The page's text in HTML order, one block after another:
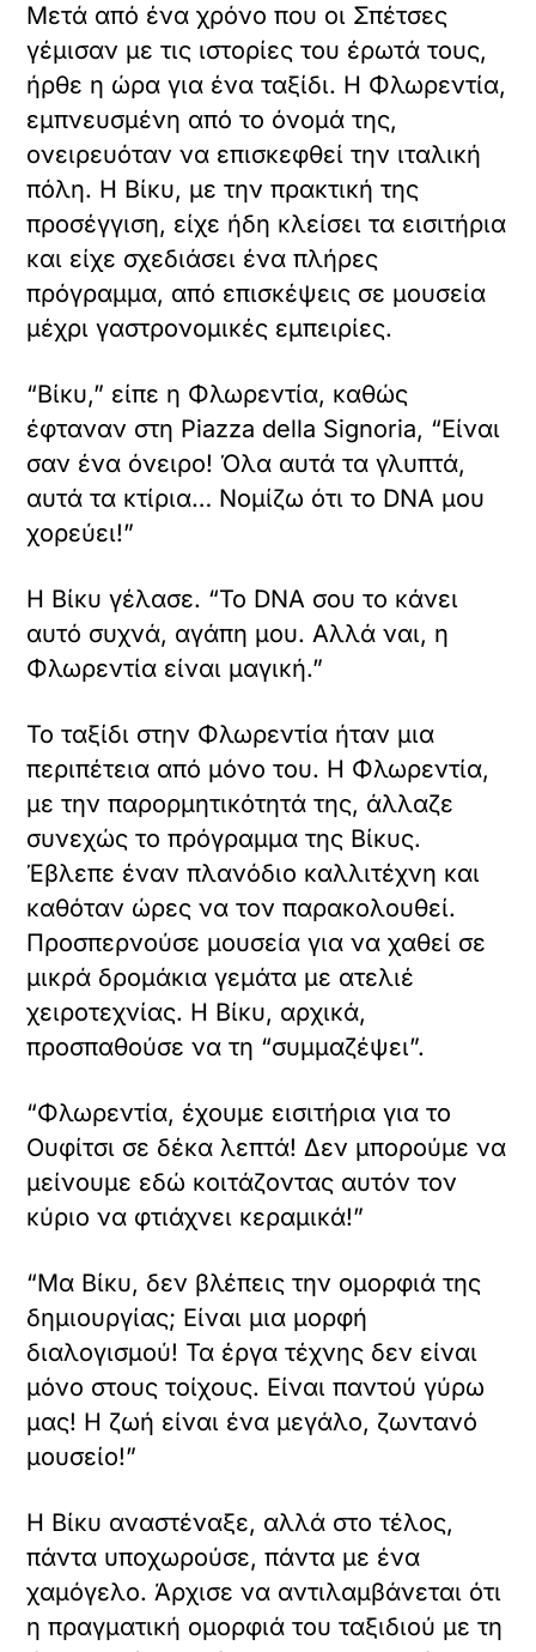
Μετά από ένα χρόνο που οι Σπέτσες
γέμισαν με τις ιστορίες του έρωτά τους,
ήρθε η ώρα για ένα ταξίδι. Η Φλωρεντία,
εμπνευσμένη από το όνομά της,
ονειρευόταν να επισκεφθεί την ιταλική
πόλη. Η Βίκυ, με την πρακτική της
προσέγγιση, είχε ήδη κλείσει τα εισιτήρια
και είχε σχεδιάσει ένα πλήρες
πρόγραμμα, από επισκέψεις σε μουσεία
μέχρι γαστρονομικές εμπειρίες.
“Βίκυ,” είπε η Φλωρεντία, καθώς
έφταναν στη Piazza della Signoria, “Είναι
σαν ένα όνειρο! Όλα αυτά τα γλυπτά,
αυτά τα κτίρια… Νομίζω ότι το DNA μου
χορεύει!”
Η Βίκυ γέλασε. “Το DNA σου το κάνει
αυτό συχνά, αγάπη μου. Αλλά ναι, η
Φλωρεντία είναι μαγική.”
Το ταξίδι στην Φλωρεντία ήταν μια
περιπέτεια από μόνο του. Η Φλωρεντία,
με την παρορμητικότητά της, άλλαζε
συνεχώς το πρόγραμμα της Βίκυς.
Έβλεπε έναν πλανόδιο καλλιτέχνη και
καθόταν ώρες να τον παρακολουθεί.
Προσπερνούσε μουσεία για να χαθεί σε
μικρά δρομάκια γεμάτα με ατελιέ
χειροτεχνίας. Η Βίκυ, αρχικά,
προσπαθούσε να τη “συμμαζέψει”.
“Φλωρεντία, έχουμε εισιτήρια για το
Ουφίτσι σε δέκα λεπτά! Δεν μπορούμε να
μείνουμε εδώ κοιτάζοντας αυτόν τον
κύριο να φτιάχνει κεραμικά!”
“Μα Βίκυ, δεν βλέπεις την ομορφιά της
δημιουργίας; Είναι μια μορφή
διαλογισμού! Τα έργα τέχνης δεν είναι
μόνο στους τοίχους. Είναι παντού γύρω
μας! Η ζωή είναι ένα μεγάλο, ζωντανό
μουσείο!”
Η Βίκυ αναστέναξε, αλλά στο τέλος,
πάντα υποχωρούσε, πάντα με ένα
χαμόγελο. Άρχισε να αντιλαμβάνεται ότι
η πραγματική ομορφιά του ταξιδιού με τη